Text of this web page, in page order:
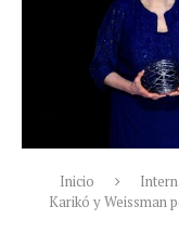
Inicio
Karikó y Weissman